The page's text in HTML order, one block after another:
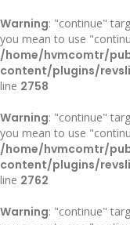
Warning: "continue"
you mean to use
/home/hvmcomtr/
content/plugins/
line 2758
Warning: "continue"
you mean to use
/home/hvmcomtr/
content/plugins/
line 2762
Warning: "continue"